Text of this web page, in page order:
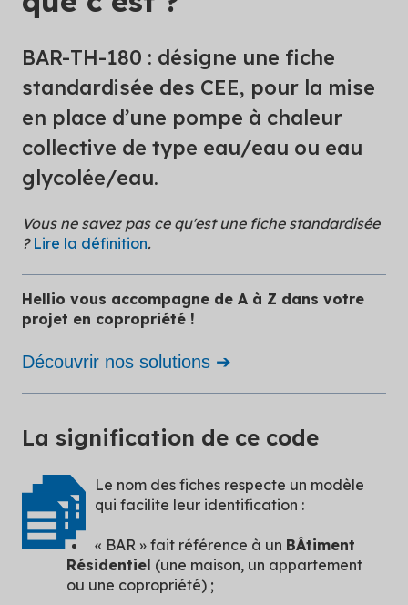
BAR-TH-180 : désigne une fiche
standardisée des CEE, pour la mise
en place d’une pompe à chaleur
collective de type eau/eau ou eau
glycolée/eau.
Vous ne savez pas ce qu'est une fiche standardisée
? Lire la définition.
Hellio vous accompagne de A à Z dans votre
projet en copropriété !
Découvrir nos solutions ➔
La signification de ce code
Le nom des fiches respecte un modèle
qui facilite leur identification :
« BAR » fait référence à un BÂtiment
Résidentiel (une maison, un appartement
ou une copropriété) ;